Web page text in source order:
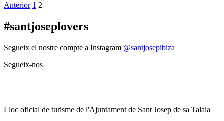
Paginació
de
les
entrades
Anterior 1 2
#santjoseplovers
Segueix el nostre compte a Instagram @santjosepibiza
Segueix-nos
Lloc oficial de turisme de l'Ajuntament de Sant Josep de sa Talaia